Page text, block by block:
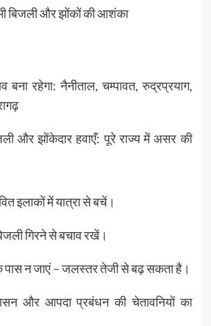
भी बिजली और झोंकों की आशंका
बना रहेगा: नैनीताल, चम्पावत, रुद्रप्रयाग,
और झोंकेदार हवाएँ: पूरे राज्य में असर की
इलाकों में यात्रा से बचें।
गिरने से बचाव रखें।
पास न जाएं – जलस्तर तेजी से बढ़ सकता है।
और आपदा प्रबंधन की चेतावनियों का